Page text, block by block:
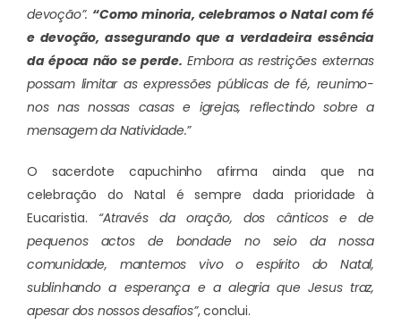
devoção”. “Como minoria, celebramos o Natal com fé
e devoção, assegurando que a verdadeira essência
da época não se perde. Embora as restrições externas
possam limitar as expressões públicas de fé, reunimo-
nos nas nossas casas e igrejas, reflectindo sobre a
mensagem da Natividade.”
O sacerdote capuchinho afirma ainda que na
celebração do Natal é sempre dada prioridade à
Eucaristia. “Através da oração, dos cânticos e de
pequenos actos de bondade no seio da nossa
comunidade, mantemos vivo o espírito do Natal,
sublinhando a esperança e a alegria que Jesus traz,
apesar dos nossos desafios”, conclui.